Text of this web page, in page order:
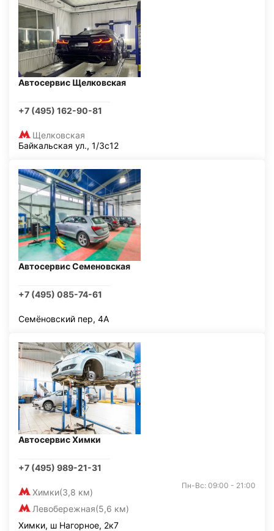
Автосервис Щелковская
+7 (495) 162-90-81
Щелковская
Байкальская ул., 1/3с12
Автосервис Семеновская
+7 (495) 085-74-61
Семёновский пер, 4А
Автосервис Химки
+7 (495) 989-21-31
Химки(3,8 км)
Левобережная(5,6 км)
Пн-Вс: 09:00 - 21:00
Химки, ш Нагорное, 2к7